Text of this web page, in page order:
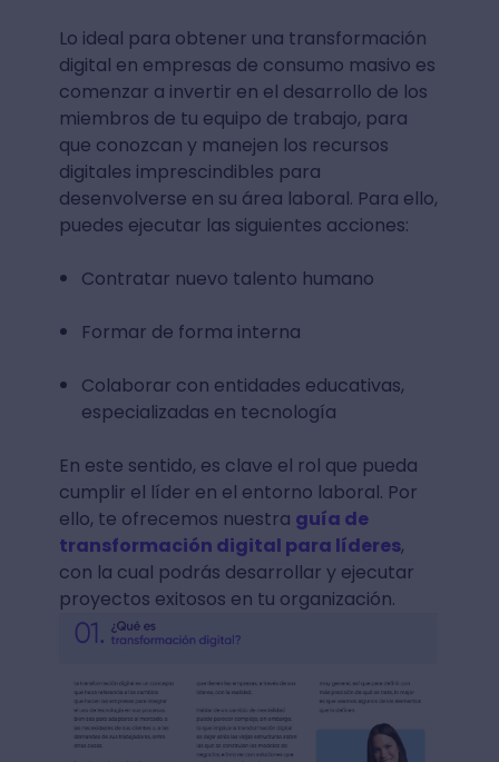
Lo ideal para obtener una transformación
digital en empresas de consumo masivo es
comenzar a invertir en el desarrollo de los
miembros de tu equipo de trabajo, para
que conozcan y manejen los recursos
digitales imprescindibles para
desenvolverse en su área laboral. Para ello,
puedes ejecutar las siguientes acciones:
Contratar nuevo talento humano
Formar de forma interna
Colaborar con entidades educativas,
especializadas en tecnología
En este sentido, es clave el rol que pueda
cumplir el líder en el entorno laboral. Por
ello, te ofrecemos nuestra guía de
transformación digital para líderes,
con la cual podrás desarrollar y ejecutar
proyectos exitosos en tu organización.